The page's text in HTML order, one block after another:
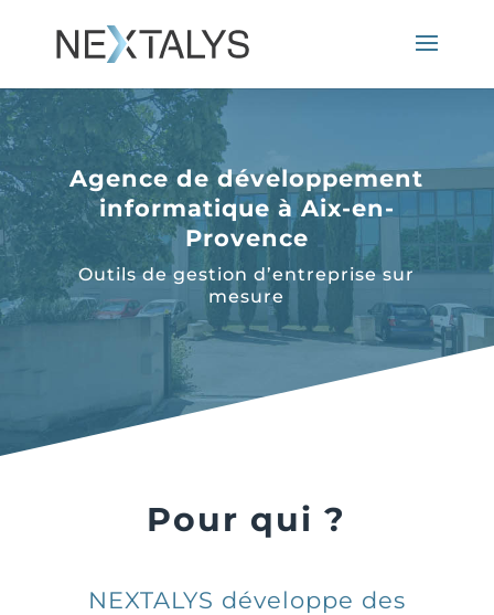
Agence de développement
informatique à Aix-en-
Provence
Outils de gestion d’entreprise sur
mesure
Pour qui ?
NEXTALYS développe des